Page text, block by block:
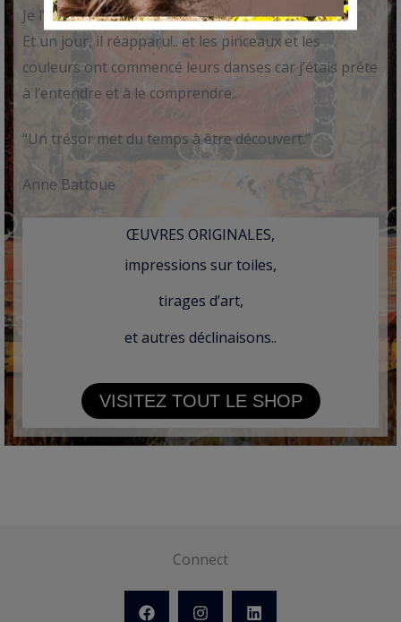
Je l’ai mis de côté, je l’ai même oublié..
Et un jour, il réapparu!.. et les pinceaux et les
couleurs ont commencé leurs danses car j’étais prête
à l’entendre et à le comprendre..
“Un trésor met du temps à être découvert.”
Anne Battoue
ŒUVRES ORIGINALES,
impressions sur toiles,
tirages d’art,
et autres déclinaisons..
VISITEZ TOUT LE SHOP
Connect